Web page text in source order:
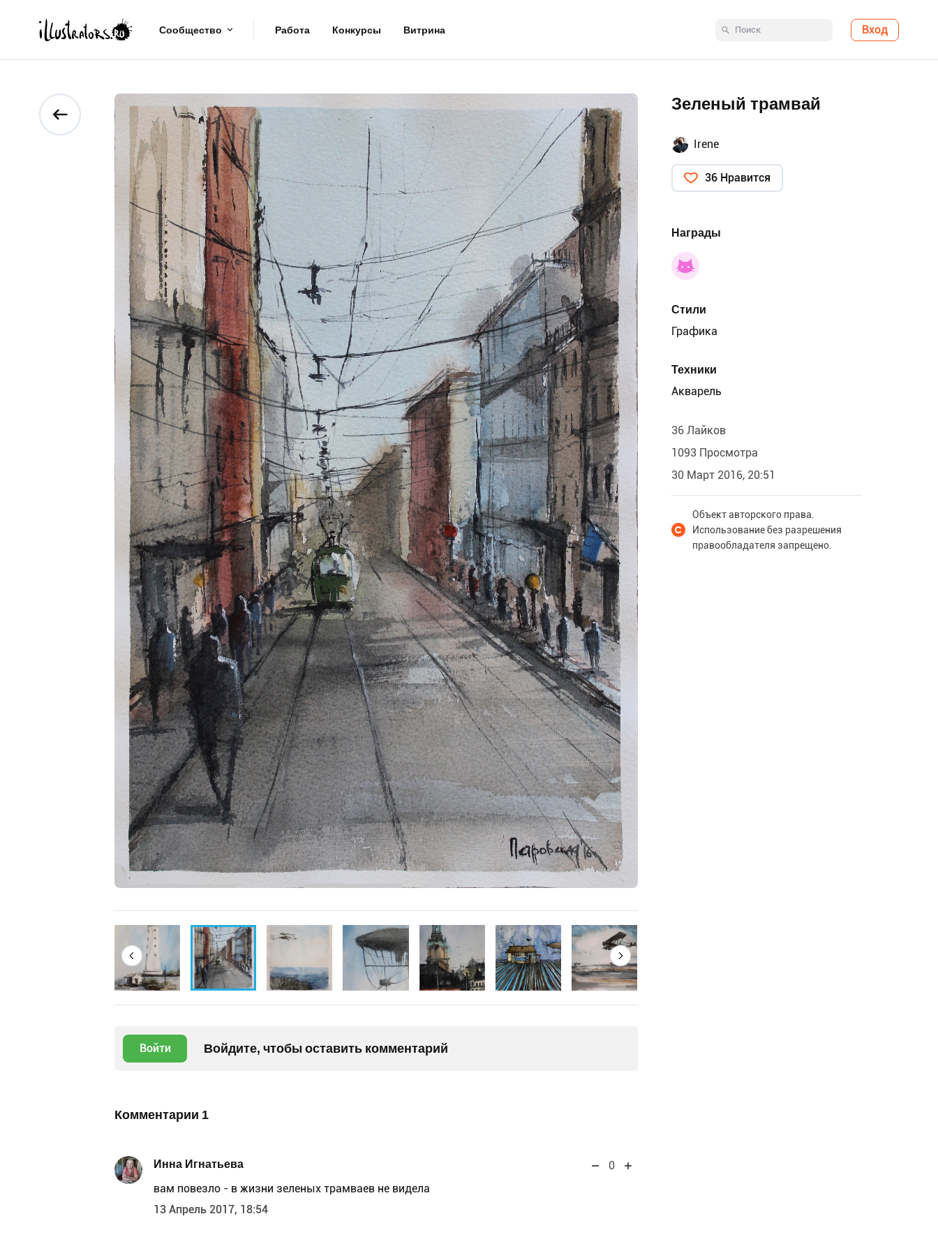
Сообщество Работа Конкурсы Витрина Вход
Войти Войдите, чтобы оставить комментарий
Комментарии 1
Инна Игнатьева
0
вам повезло - в жизни зеленых трамваев не видела
13 Апрель 2017, 18:54
Зеленый трамвай
Irene
36 Нравится
Награды
Стили
Графика
Техники
Акварель
36 Лайков
1093 Просмотра
30 Март 2016, 20:51
Объект авторского права.
Использование без разрешения
правообладателя запрещено.